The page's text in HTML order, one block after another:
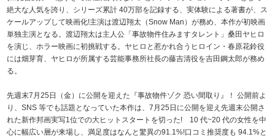
絶大な人気を誇り、シリーズ累計 40万部を記録する、実体験による著書が、ス
ケールアップして映画化!主演は渡辺翔太（Snow Man）が務め、本作が初映画
単独主演となる。渡辺翔太は主人公「事故物件住みますタレント」桑田ヤヒロ
を演じ、ホラー映画に初挑戦する。ヤヒロと惹かれ合うヒロイン・春原花鈴役
には畑芽育、ヤヒロが所属する芸能事務所社長の藤吉清役を吉田鋼太郎が務め
る。
先週末7月25日（金）に公開を迎えた『事故物件ゾク 恐い間取り』！ 公開前よ
り、SNS 等でも話題となっていた本作は、7月25日に公開を迎え先週末公開さ
れた新作邦画実写1位での大ヒットスタートを切った! 10 代~20 代の女性を中
心に幅広い層が来場し、満足度はなんと驚異の91.1%!口コミ推奨度も 94.1%と